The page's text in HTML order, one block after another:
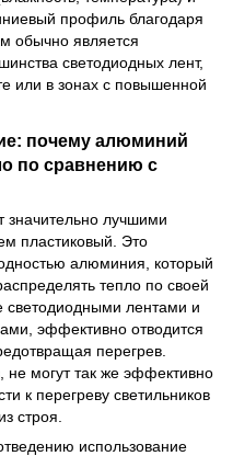
профиль благодаря
обычно является
светодиодных лент,
или в зонах с повышенной
почему алюминий
по сравнению с
лучшими
пластиковый. Это
алюминия, который
тепло по своей
светодиодными лентами и
эффективно отводится
перегрев.
могут так же эффективно
к перегреву светильников
строя.
использование